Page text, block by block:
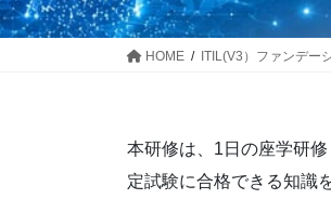
HOME ITIL(V3）ファンデー
本研修は、1日の座学研
定試験に合格できる知識